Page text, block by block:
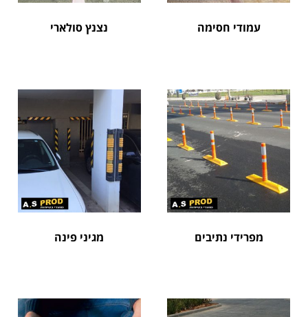
עמודי חסימה נצנץ סולארי
מפרידי נתיבים מגיני פינה